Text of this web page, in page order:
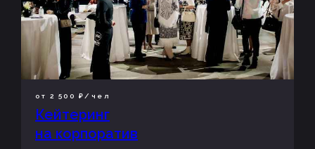
от 2 500 ₽/чел
Кейтеринг
на корпоратив